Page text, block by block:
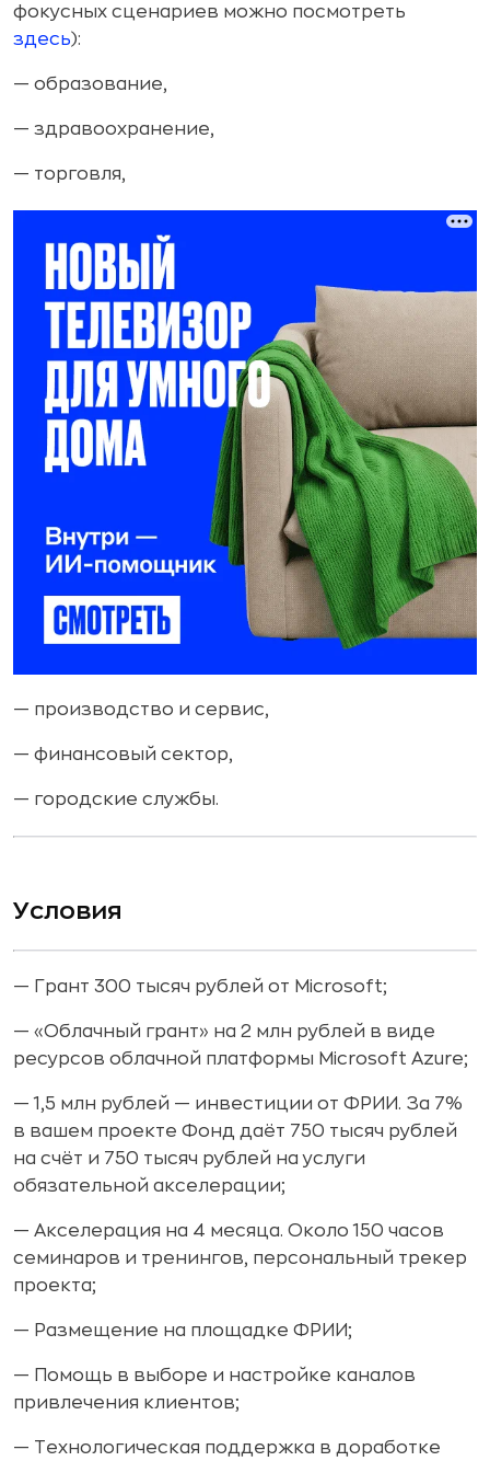
фокусных сценариев можно посмотреть
здесь):
— образование,
— здравоохранение,
— торговля,
— производство и сервис,
— финансовый сектор,
— городские службы.
Условия
— Грант 300 тысяч рублей от Microsoft;
— «Облачный грант» на 2 млн рублей в виде
ресурсов облачной платформы Microsoft Azure;
— 1,5 млн рублей — инвестиции от ФРИИ. За 7%
в вашем проекте Фонд даёт 750 тысяч рублей
на счёт и 750 тысяч рублей на услуги
обязательной акселерации;
— Акселерация на 4 месяца. Около 150 часов
семинаров и тренингов, персональный трекер
проекта;
— Размещение на площадке ФРИИ;
— Помощь в выборе и настройке каналов
привлечения клиентов;
— Технологическая поддержка в доработке